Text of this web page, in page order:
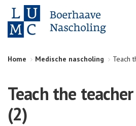
Home Medische nascholing Teach
Teach the
(2)